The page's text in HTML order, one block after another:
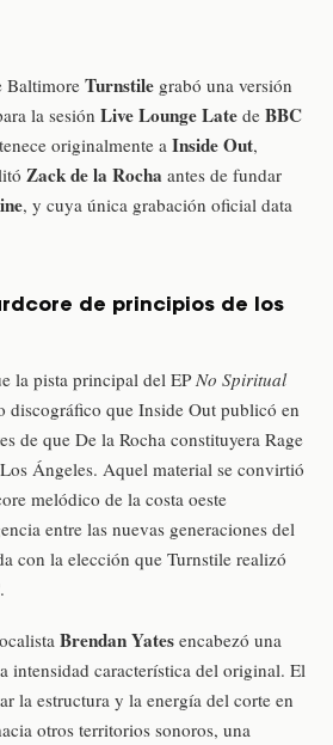
Baltimore Turnstile grabó una versión
la sesión Live Lounge Late de BBC
originalmente a Inside Out,
Zack de la Rocha antes de fundar
, y cuya única grabación oficial data
de principios de los
la pista principal del EP No Spiritual
discográfico que Inside Out publicó en
de que De la Rocha constituyera Rage
Ángeles. Aquel material se convirtió
melódico de la costa oeste
entre las nuevas generaciones del
con la elección que Turnstile realizó
Brendan Yates encabezó una
intensidad característica del original. El
la estructura y la energía del corte en
otros territorios sonoros, una